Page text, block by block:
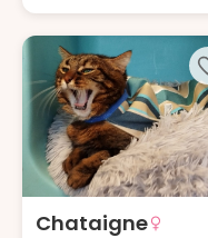
Chataigne